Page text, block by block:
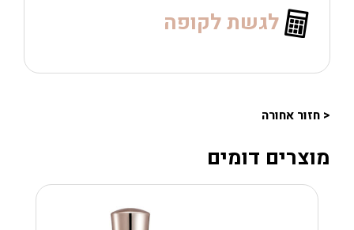
לגשת לקופה
< חזור אחורה
מוצרים דומים